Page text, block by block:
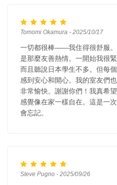
Tomomi Okamura - 2025/10/17
一切都很棒——我住得很舒服
是那麼友善熱情。一開始我很
而且聽說日本學生不多。但每
感到安心和開心。我的室友們
非常愉快。謝謝你們！我真希
感覺像在家一樣自在。這是一
會忘記。
Steve Pugno - 2025/09/26